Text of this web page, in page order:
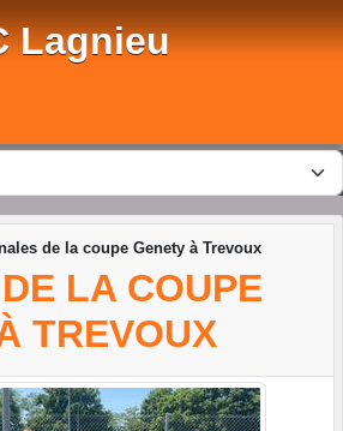
Lagnieu
de la coupe Genety à Trevoux
LA COUPE
TREVOUX